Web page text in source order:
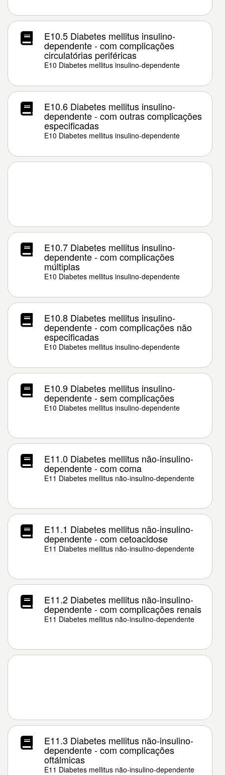
E10.5 Diabetes mellitus insulino-
dependente - com complicações
circulatórias periféricas
E10 Diabetes mellitus insulino-dependente
E10.6 Diabetes mellitus insulino-
dependente - com outras complicações
especificadas
E10 Diabetes mellitus insulino-dependente
E10.7 Diabetes mellitus insulino-
dependente - com complicações
múltiplas
E10 Diabetes mellitus insulino-dependente
E10.8 Diabetes mellitus insulino-
dependente - com complicações não
especificadas
E10 Diabetes mellitus insulino-dependente
E10.9 Diabetes mellitus insulino-
dependente - sem complicações
E10 Diabetes mellitus insulino-dependente
E11.0 Diabetes mellitus não-insulino-
dependente - com coma
E11 Diabetes mellitus não-insulino-dependente
E11.1 Diabetes mellitus não-insulino-
dependente - com cetoacidose
E11 Diabetes mellitus não-insulino-dependente
E11.2 Diabetes mellitus não-insulino-
dependente - com complicações renais
E11 Diabetes mellitus não-insulino-dependente
E11.3 Diabetes mellitus não-insulino-
dependente - com complicações
oftálmicas
E11 Diabetes mellitus não-insulino-dependente